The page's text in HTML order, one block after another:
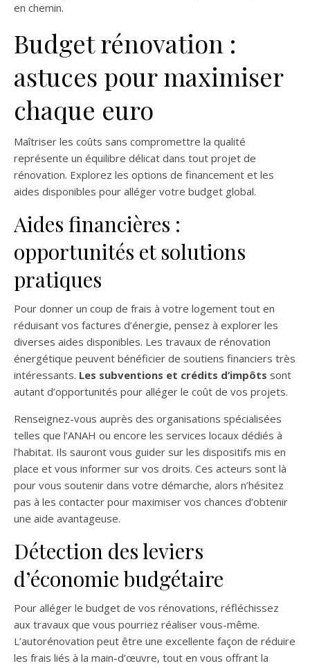
en chemin.
Budget rénovation :
astuces pour maximiser
chaque euro
Maîtriser les coûts sans compromettre la qualité
représente un équilibre délicat dans tout projet de
rénovation. Explorez les options de financement et les
aides disponibles pour alléger votre budget global.
Aides financières :
opportunités et solutions
pratiques
Pour donner un coup de frais à votre logement tout en
réduisant vos factures d’énergie, pensez à explorer les
diverses aides disponibles. Les travaux de rénovation
énergétique peuvent bénéficier de soutiens financiers très
intéressants. Les subventions et crédits d’impôts sont
autant d’opportunités pour alléger le coût de vos projets.
Renseignez-vous auprès des organisations spécialisées
telles que l’ANAH ou encore les services locaux dédiés à
l’habitat. Ils sauront vous guider sur les dispositifs mis en
place et vous informer sur vos droits. Ces acteurs sont là
pour vous soutenir dans votre démarche, alors n’hésitez
pas à les contacter pour maximiser vos chances d’obtenir
une aide avantageuse.
Détection des leviers
d’économie budgétaire
Pour alléger le budget de vos rénovations, réfléchissez
aux travaux que vous pourriez réaliser vous-même.
L’autorénovation peut être une excellente façon de réduire
les frais liés à la main-d’œuvre, tout en vous offrant la